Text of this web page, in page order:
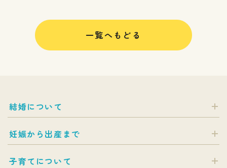
一覧へもどる
結婚について
妊娠から出産まで
子育てについて